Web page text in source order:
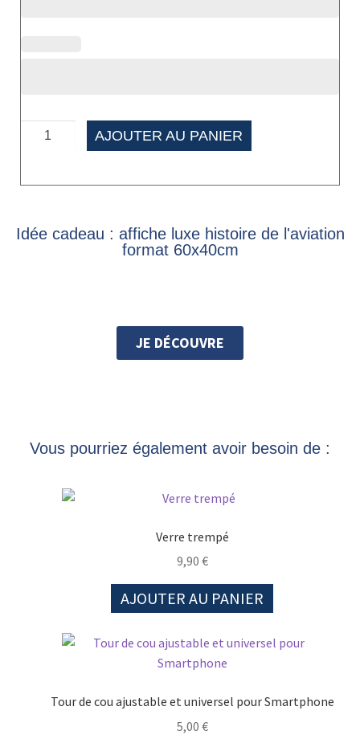
AJOUTER AU PANIER
Idée cadeau : affiche luxe histoire de l'aviation
format 60x40cm
JE DÉCOUVRE
Vous pourriez également avoir besoin de :
Verre trempé
9,90 €
AJOUTER AU PANIER
Tour de cou ajustable et universel pour Smartphone
5,00 €